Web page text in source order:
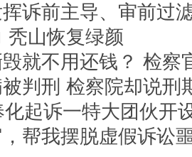
诉前主导、审前过
秃山恢复绿颜
就不用还钱？ 检察
判刑 检察院却说刑
起诉一特大团伙开
帮我摆脱虚假诉讼